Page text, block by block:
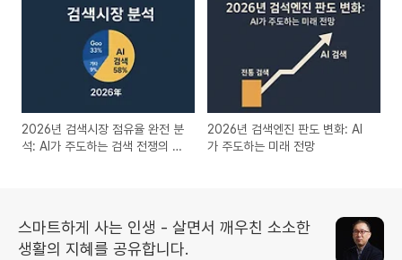
2026년 검색시장 점유율 완전 분
석: AI가 주도하는 검색 전쟁의 승
2026년 검색엔진 판도 변화: AI
가 주도하는 미래 전망
스마트하게 사는 인생 - 살면서 깨우친 소소한
생활의 지혜를 공유합니다.